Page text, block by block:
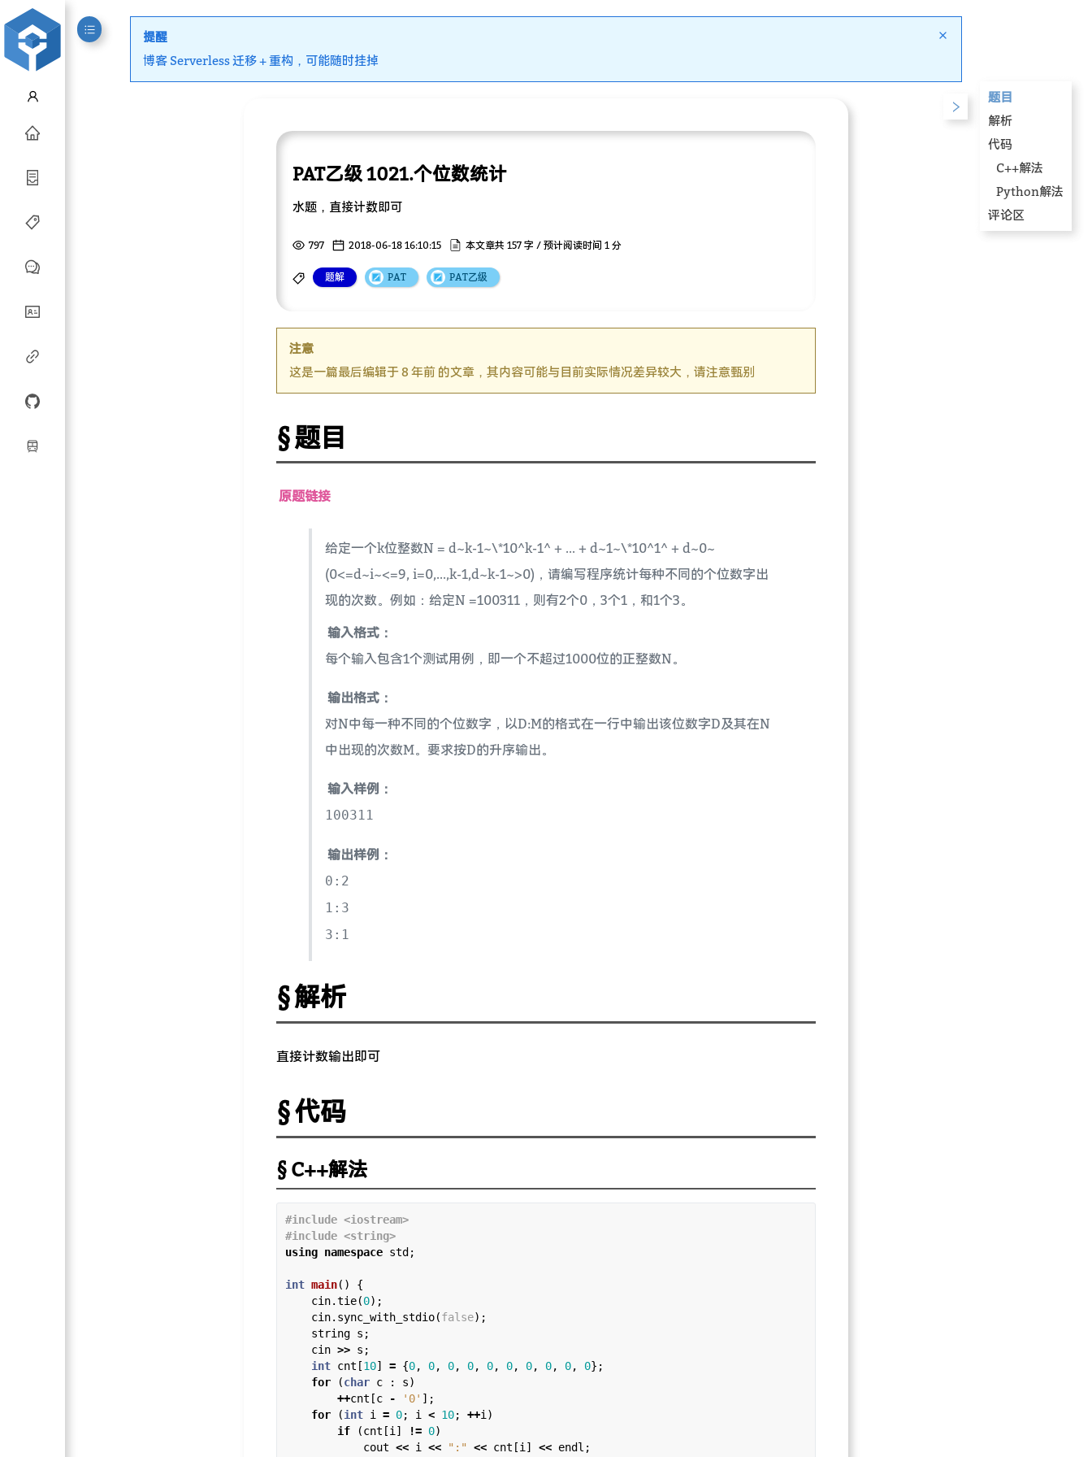
提醒
博客 Serverless 迁移 + 重构，可能随时挂掉
PAT乙级 1021.个位数统计
水题，直接计数即可
797 2018-06-18 16:10:15 本文章共 157 字 / 预计阅读时间 1 分
题解 PAT PAT乙级
注意
这是一篇最后编辑于 8 年前 的文章，其内容可能与目前实际情况差异较大，请注意甄别
题目
原题链接
给定一个k位整数N = d~k-1~\*10^k-1^ + ... + d~1~\*10^1^ + d~0~
(0<=d~i~<=9, i=0,...,k-1,d~k-1~>0)，请编写程序统计每种不同的个位数字出
现的次数。例如：给定N =100311，则有2个0，3个1，和1个3。
输入格式：
每个输入包含1个测试用例，即一个不超过1000位的正整数N。
输出格式：
对N中每一种不同的个位数字，以D:M的格式在一行中输出该位数字D及其在N
中出现的次数M。要求按D的升序输出。
输入样例：
100311
输出样例：
0:2
1:3
3:1
解析
直接计数输出即可
代码
C++解法
#include <iostream>
#include <string>
using namespace std;
int main() {
    cin.tie(
0);
    cin.sync_with_stdio(
false);
    string s;
    cin
>> s;
int cnt[10] = {0, 0, 0, 0, 0, 0, 0, 0, 0, 0};
for (char c : s)
++cnt[c - '0' ];
for (int i = 0; i < 10; ++i)
if (cnt[i] != 0)
            cout
<< i << ":" << cnt[i] << endl;
题目
解析
代码
C++解法
Python解法
评论区